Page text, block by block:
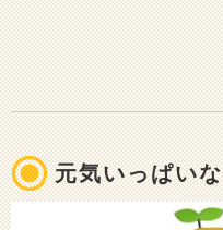
元気いっぱい